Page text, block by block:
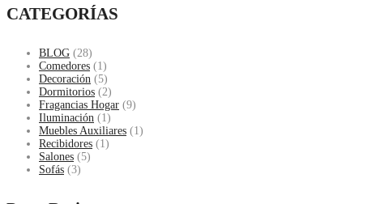
CATEGORÍAS
BLOG (28)
Comedores (1)
Decoración (5)
Dormitorios (2)
Fragancias Hogar (9)
Iluminación (1)
Muebles Auxiliares (1)
Recibidores (1)
Salones (5)
Sofás (3)